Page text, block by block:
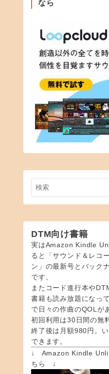
なら
DTM向け書籍
実はAmazon Kindle
ると「サウンド＆レコ
ン」の最新号とバック
です。
またコード進行本や
書籍も読み放題になっ
で日々の作曲のQOLが
初回利用は30日間の無
終了後は月額980円。
できます。
↓ Amazon Kindle
ちら ↓